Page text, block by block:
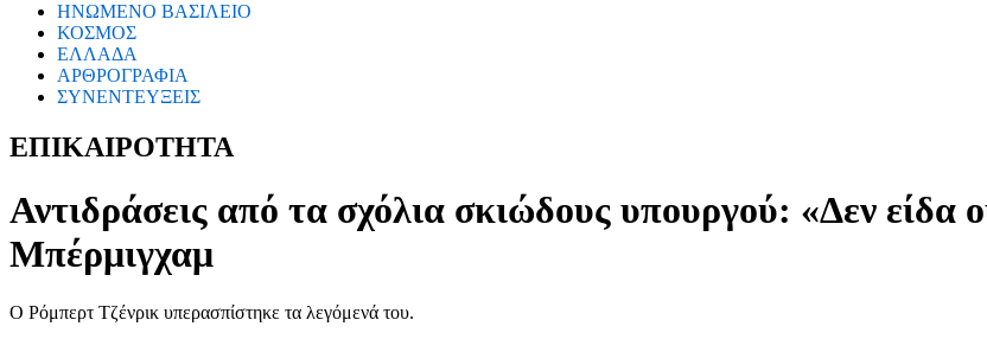
ΗΝΩΜΕΝΟ ΒΑΣΙΛΕΙΟ
ΚΟΣΜΟΣ
ΕΛΛΑΔΑ
ΑΡΘΡΟΓΡΑΦΙΑ
ΣΥΝΕΝΤΕΥΞΕΙΣ
ΕΠΙΚΑΙΡΟΤΗΤΑ
Αντιδράσεις από τα σχόλια σκιώδους υπουργού: «Δεν είδα
Μπέρμιγχαμ
Ο Ρόμπερτ Τζένρικ υπερασπίστηκε τα λεγόμενά του.